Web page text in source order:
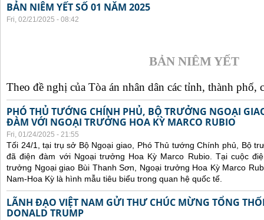
BẢN NIÊM YẾT SỐ 01 NĂM 2025
Fri, 02/21/2025 - 08:42
BẢN NIÊM YẾT
Theo đề nghị của Tòa án nhân dân các tỉnh, thành phố,
PHÓ THỦ TƯỚNG CHÍNH PHỦ, BỘ TRƯỞNG NGOẠI
ĐÀM VỚI NGOẠI TRƯỞNG HOA KỲ MARCO RUBIO
Fri, 01/24/2025 - 21:55
Tối 24/1, tại trụ sở Bộ Ngoại giao, Phó Thủ tướng Chính phủ, Bộ
đã điện đàm với Ngoại trưởng Hoa Kỳ Marco Rubio. Tại cuộc
trưởng Ngoại giao Bùi Thanh Sơn, Ngoại trưởng Hoa Kỳ Marco
Nam-Hoa Kỳ là hình mẫu tiêu biểu trong quan hệ quốc tế.
LÃNH ĐẠO VIỆT NAM GỬI THƯ CHÚC MỪNG TỔNG
DONALD TRUMP